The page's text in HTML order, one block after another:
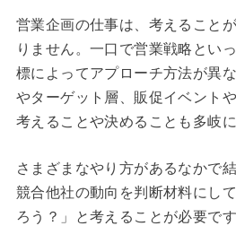
営業企画の仕事は、考えること
りません。一口で営業戦略とい
標によってアプローチ方法が異
やターゲット層、販促イベント
考えることや決めることも多岐に
さまざまなやり方があるなかで
競合他社の動向を判断材料にし
ろう？」と考えることが必要で